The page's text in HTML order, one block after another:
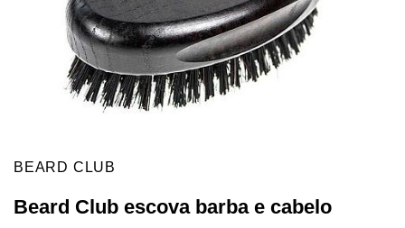
BEARD CLUB
Beard Club escova barba e cabelo